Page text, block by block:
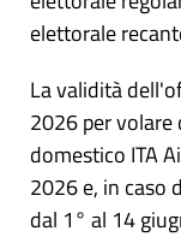
elettorale
La validità
2026 per
domestico ITA
2026 e, in caso
dal 1° al 14